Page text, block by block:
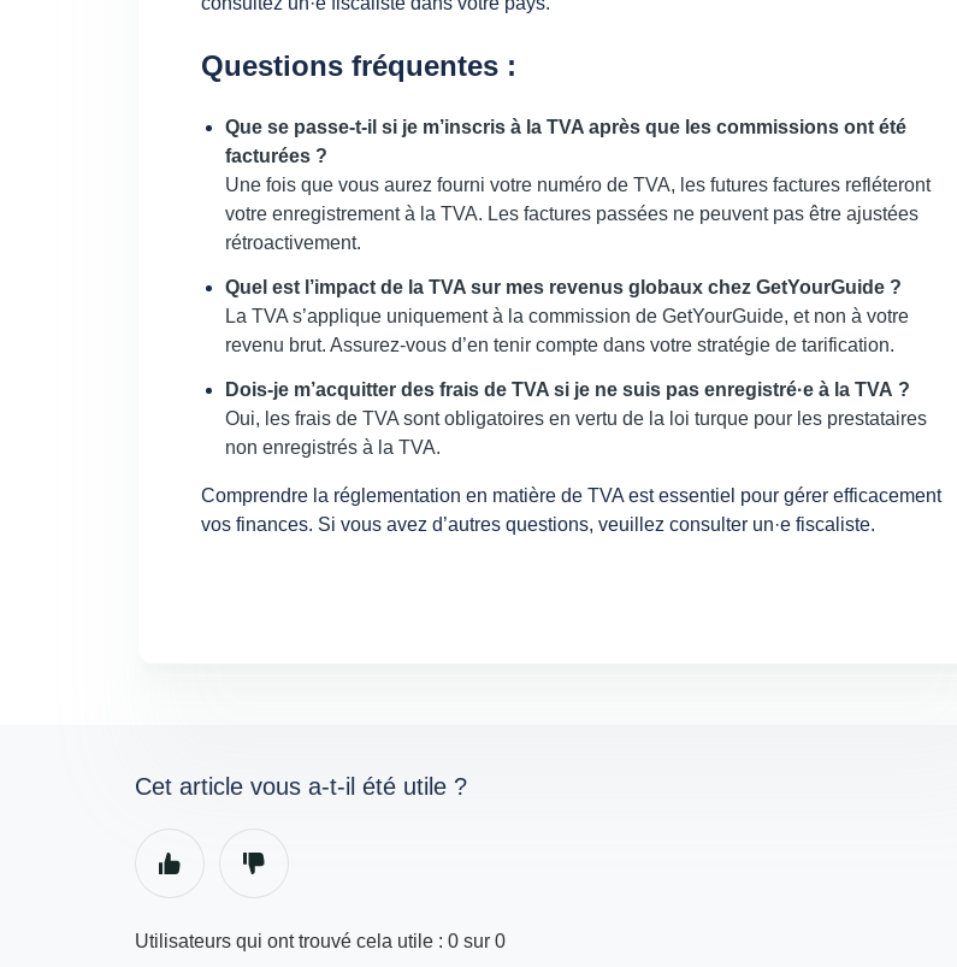
Questions fréquentes :
Que se passe-t-il si je m’inscris à la TVA après que les commissions ont été
facturées ?
Une fois que vous aurez fourni votre numéro de TVA, les futures factures refléteront
votre enregistrement à la TVA. Les factures passées ne peuvent pas être ajustées
rétroactivement.
Quel est l’impact de la TVA sur mes revenus globaux chez GetYourGuide ?
La TVA s’applique uniquement à la commission de GetYourGuide, et non à votre
revenu brut. Assurez-vous d’en tenir compte dans votre stratégie de tarification.
Dois-je m’acquitter des frais de TVA si je ne suis pas enregistré·e à la TVA ?
Oui, les frais de TVA sont obligatoires en vertu de la loi turque pour les prestataires
non enregistrés à la TVA.
Comprendre la réglementation en matière de TVA est essentiel pour gérer efficacement
vos finances. Si vous avez d’autres questions, veuillez consulter un·e fiscaliste.
Cet article vous a-t-il été utile ?
Utilisateurs qui ont trouvé cela utile : 0 sur 0